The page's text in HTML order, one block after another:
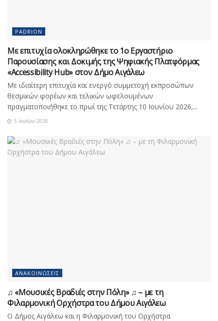
PADRION
Με επιτυχία ολοκληρώθηκε το 1ο Εργαστήριο
Παρουσίασης και Δοκιμής της Ψηφιακής Πλατφόρμας
«Accessibility Hub» στον Δήμο Αιγάλεω
Με ιδιαίτερη επιτυχία και ενεργό συμμετοχή εκπροσώπων
θεσμικών φορέων και τελικών ωφελουμένων
πραγματοποιήθηκε το πρωί της Τετάρτης 10 Ιουνίου 2026,...
5 Ιουλίου 2026
ΑΝΑΚΟΙΝΏΣΕΙΣ
♫ «Μουσικές Βραδιές στην Πόλη» ♫ – με τη
Φιλαρμονική Ορχήστρα του Δήμου Αιγάλεω
Ο Δήμος Αιγάλεω και η Φιλαρμονική του Ορχήστρα